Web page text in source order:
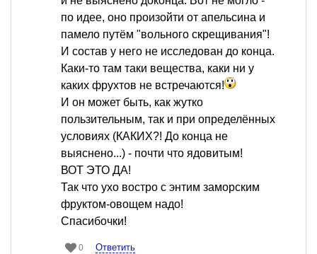
по идее, оно произойти от апельсина и
памело путём "вольного скрещивания"!
И состав у него не исследован до конца.
Каки-то там таки вещества, каки ни у
каких фрухтов не встречаются!
И он может быть, как жутко
пользительным, так и при определённых
условиях (КАКИХ?! До конца не
выяснено...) - почти что ядовитым!
ВОТ ЭТО ДА!
Так что ухо востро с энтим заморским
фруктом-овощем надо!
Спасибочки!
0 Ответить